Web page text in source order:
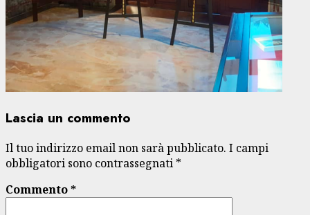
Lascia un commento
Il tuo indirizzo email non sarà pubblicato. I campi
obbligatori sono contrassegnati *
Commento*